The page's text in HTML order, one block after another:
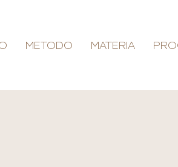
METODO MATERIA